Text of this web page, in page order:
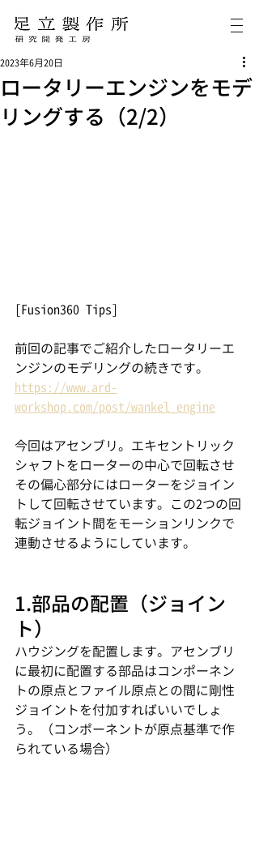
ロータリーエンジンをモデ
リングする（2/2）
2023年6月20日
[Fusion360 Tips]
前回の記事でご紹介したロータリーエ
ンジンのモデリングの続きです。
https://www.ard-
workshop.com/post/wankel_engine
今回はアセンブリ。エキセントリック
シャフトをローターの中心で回転させ
その偏心部分にはローターをジョイン
トして回転させています。この2つの回
転ジョイント間をモーションリンクで
連動させるようにしています。
1.部品の配置（ジョイン
ト）
ハウジングを配置します。アセンブリ
に最初に配置する部品はコンポーネン
トの原点とファイル原点との間に剛性
ジョイントを付加すればいいでしょ
う。（コンポーネントが原点基準で作
られている場合）